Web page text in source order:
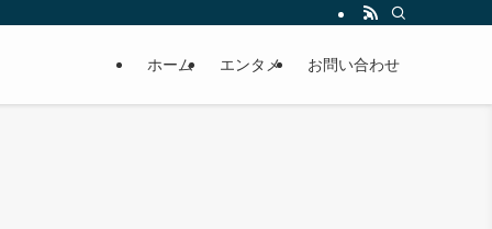
ホーム エンタメ お問い合わせ